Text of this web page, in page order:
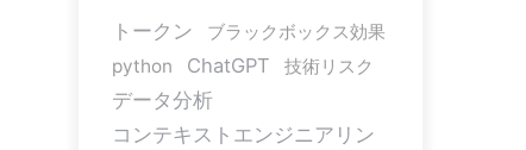
トークン
ブラックボックス効果
python
ChatGPT 技術リスク
データ分析
コンテキストエンジニアリン